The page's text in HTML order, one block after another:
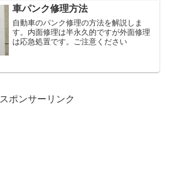
時や寒い場所での作業にとても役立ちま
す。ヒーターベスト ...
車パンク修理方法
自動車のパンク修理の方法を解説しま
す。内面修理は半永久的ですが外面修理
は応急処置です。ご注意ください
スポンサーリンク